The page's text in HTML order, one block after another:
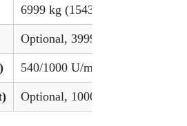
6999 kg (15432 lbs) (optional:
Optional, 3999 kg (8818 lbs)
540/1000 U/min (optional:
Optional, 1000 U/min